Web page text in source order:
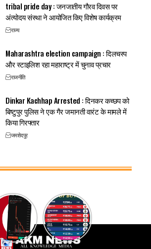
tribal pride day : जनजातीय गौरव दिवस पर
अंत्योदय संस्था ने आयोजित किए विशेष कार्यक्रम
राज्य
Maharashtra election campaign : दिलचस्प
और स्टाइलिश रहा महाराष्ट्र में चुनाव प्रचार
राजनीति
Dinkar Kachhap Arrested : दिनकर कच्छप को
बिष्टुपुर पुलिस ने एक गैर जमानती वारंट के मामले में
किया गिरफ्तार
जमशेदपुर